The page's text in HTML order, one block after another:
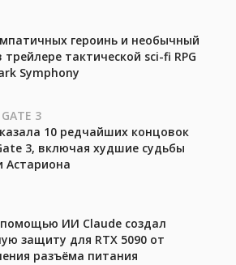
героинь и необычный
трейлере тактической sci-fi RPG
Symphony
3
10 редчайших концовок
3, включая худшие судьбы
Астариона
помощью ИИ Claude создал
защиту для RTX 5090 от
разъёма питания